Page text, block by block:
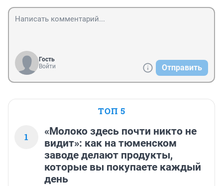
Гость
Войти
Отправить
ТОП 5
1
«Молоко здесь почти никто не
видит»: как на тюменском
заводе делают продукты,
которые вы покупаете каждый
день